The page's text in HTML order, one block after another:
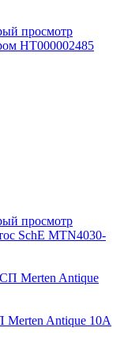
просмотр
НТ000002485
просмотр
SchE MTN4030-
Merten Antique 10А